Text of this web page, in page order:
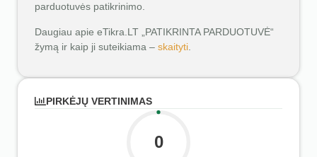
parduotuvės patikrinimo.
Daugiau apie eTikra.LT „PATIKRINTA PARDUOTUVĖ“
žymą ir kaip ji suteikiama – skaityti
PIRKĖJŲ VERTINIMAS
0